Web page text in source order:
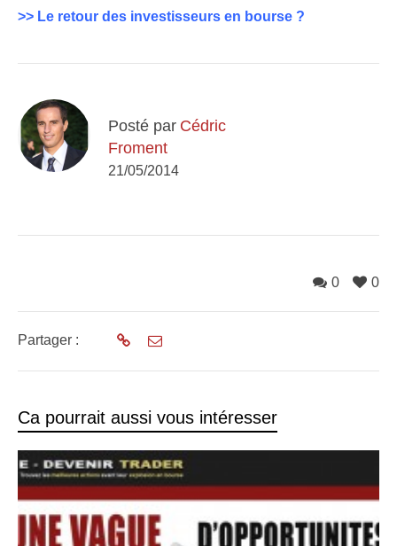
>> Le retour des investisseurs en bourse ?
Posté par Cédric
Froment
21/05/2014
0
0
Partager :
Ca pourrait aussi vous intéresser